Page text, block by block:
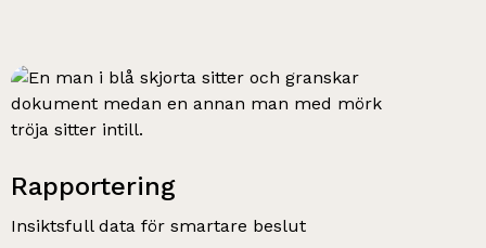
Rapportering
Insiktsfull data för smartare beslut